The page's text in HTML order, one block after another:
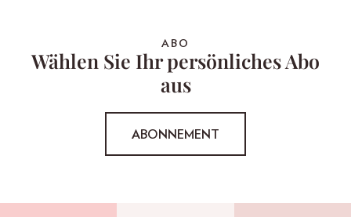
ABO
Wählen Sie Ihr persönliches Abo
aus
ABONNEMENT